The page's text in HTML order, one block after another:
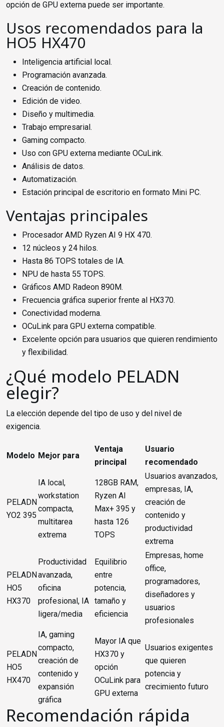
opción de GPU externa puede ser importante.
Usos recomendados para la
HO5 HX470
Inteligencia artificial local.
Programación avanzada.
Creación de contenido.
Edición de video.
Diseño y multimedia.
Trabajo empresarial.
Gaming compacto.
Uso con GPU externa mediante OCuLink.
Análisis de datos.
Automatización.
Estación principal de escritorio en formato Mini PC.
Ventajas principales
Procesador AMD Ryzen AI 9 HX 470.
12 núcleos y 24 hilos.
Hasta 86 TOPS totales de IA.
NPU de hasta 55 TOPS.
Gráficos AMD Radeon 890M.
Frecuencia gráfica superior frente al HX370.
Conectividad moderna.
OCuLink para GPU externa compatible.
Excelente opción para usuarios que quieren rendimiento
y flexibilidad.
¿Qué modelo PELADN
elegir?
La elección depende del tipo de uso y del nivel de
exigencia.
Modelo Mejor para
Ventaja
principal
Usuario
recomendado
PELADN
YO2 395
IA local,
workstation
compacta,
multitarea
extrema
128GB RAM,
Ryzen AI
Max+ 395 y
hasta 126
TOPS
Usuarios avanzados,
empresas, IA,
creación de
contenido y
productividad
extrema
PELADN
HO5
HX370
Productividad
avanzada,
oficina
profesional, IA
ligera/media
Equilibrio
entre
potencia,
tamaño y
eficiencia
Empresas, home
office,
programadores,
diseñadores y
usuarios
profesionales
PELADN
HO5
HX470
IA, gaming
compacto,
creación de
contenido y
expansión
gráfica
Mayor IA que
HX370 y
opción
OCuLink para
GPU externa
Usuarios exigentes
que quieren
potencia y
crecimiento futuro
Recomendación rápida